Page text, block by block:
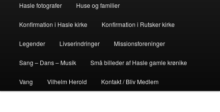
Hasle fotografer Huse og familier
Konfirmation i Hasle kirke Konfirmation i Rutsker kirke
Legender Livserindringer Missionsforeninger
Sang – Dans – Musik Små billeder af Hasle gamle krønike
Vang Vilhelm Herold Kontakt / Bliv Medlem